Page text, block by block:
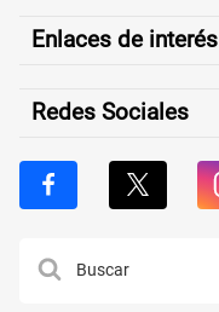
Enlaces de interés
Redes Sociales